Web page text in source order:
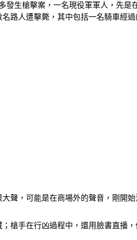
發生槍擊案，一名現役軍軍人，先
路人遭擊斃，其中包括一名騎車經
聲，可能是在商場外的聲音，剛開
槍手在行凶過程中，還用臉書直播